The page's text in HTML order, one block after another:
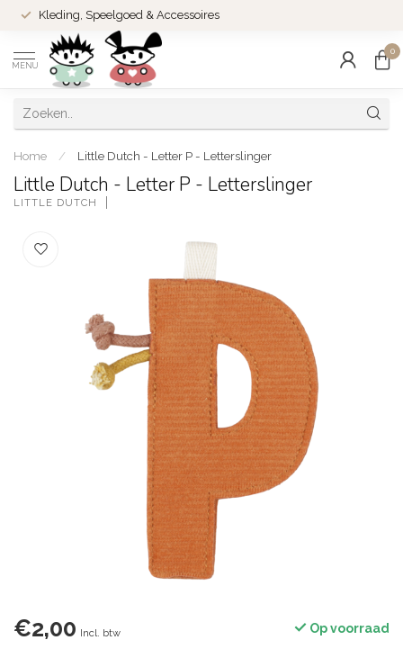
Kleding, Speelgoed & Accessoires
MENU
0
Home / Little Dutch - Letter P - Letterslinger
Little Dutch - Letter P - Letterslinger
LITTLE DUTCH
€2,00 Incl. btw Op voorraad